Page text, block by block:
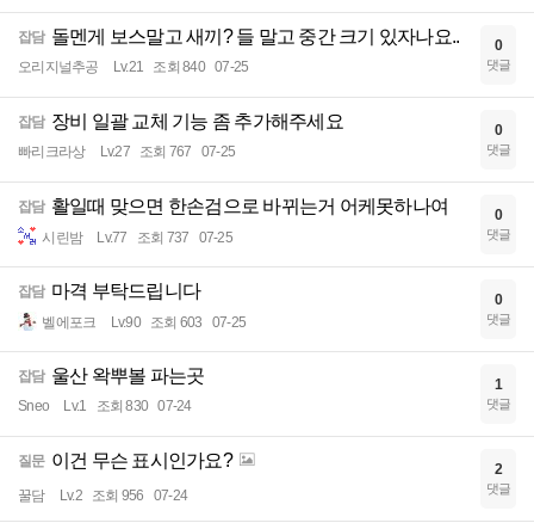
잡담 돌멘게 보스말고 새끼? 들 말고 중간 크기 있자나요..
오리지널추공 Lv.21 조회 840 07-25
0
댓글
잡담 장비 일괄 교체 기능 좀 추가해주세요
빠리크라상 Lv.27 조회 767 07-25
0
댓글
잡담 활일때 맞으면 한손검으로 바뀌는거 어케못하나여
시린밤 Lv.77 조회 737 07-25
0
댓글
잡담 마격 부탁드립니다
벨에포크 Lv.90 조회 603 07-25
0
댓글
잡담 울산 왁뿌볼 파는곳
Sneo Lv.1 조회 830 07-24
1
댓글
질문 이건 무슨 표시인가요?
꿀담 Lv.2 조회 956 07-24
2
댓글